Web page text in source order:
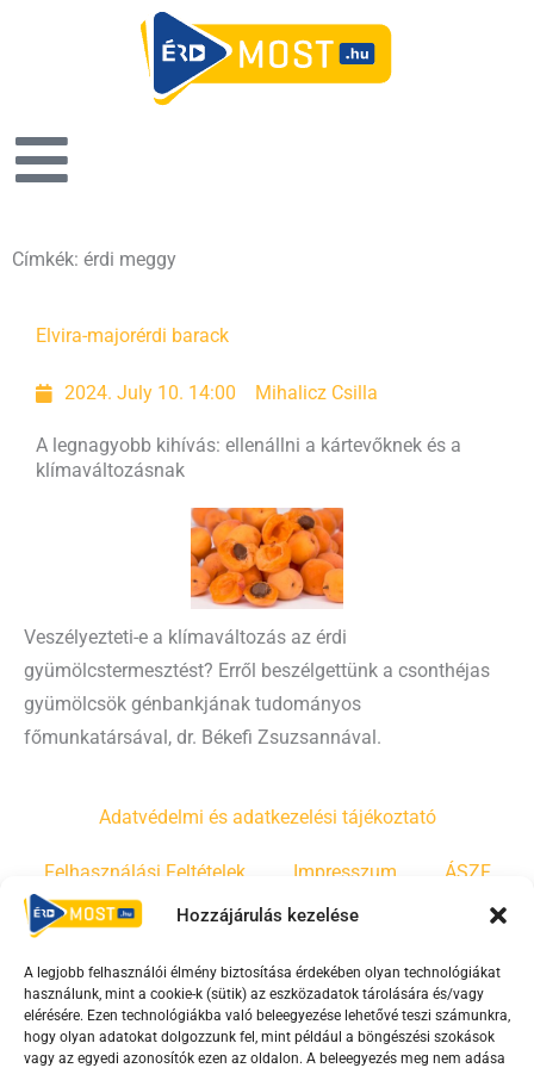
Hozzájárulás kezelése
A legjobb felhasználói élmény biztosítása érdekében olyan technológiákat
használunk, mint a cookie-k (sütik) az eszközadatok tárolására és/vagy
elérésére. Ezen technológiákba való beleegyezése lehetővé teszi számunkra,
hogy olyan adatokat dolgozzunk fel, mint például a böngészési szokások
vagy az egyedi azonosítók ezen az oldalon. A beleegyezés meg nem adása
Címkék: érdi meggy
Elvira-majorérdi barack
2024. July 10. 14:00 Mihalicz Csilla
A legnagyobb kihívás: ellenállni a kártevőknek és a
klímaváltozásnak
Veszélyezteti-e a klímaváltozás az érdi
gyümölcstermesztést? Erről beszélgettünk a csonthéjas
gyümölcsök génbankjának tudományos
főmunkatársával, dr. Békefi Zsuzsannával.
Adatvédelmi és adatkezelési tájékoztató
Felhasználási Feltételek Impresszum ÁSZF
Irányelvek Moderálási szabályzat
F
a
Y
o
T
i